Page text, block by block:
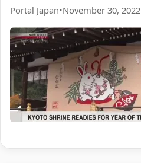
Portal Japan•November 30, 2022